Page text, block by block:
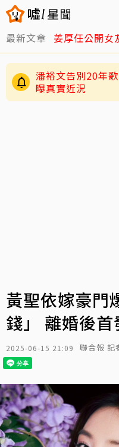
最新文章 姜厚任公開女
潘裕文告別20年歌手身分 昔星光
曝真實近況
黃聖依嫁豪門
錢」 離婚後
2025-06-15 21:09 聯合報 記